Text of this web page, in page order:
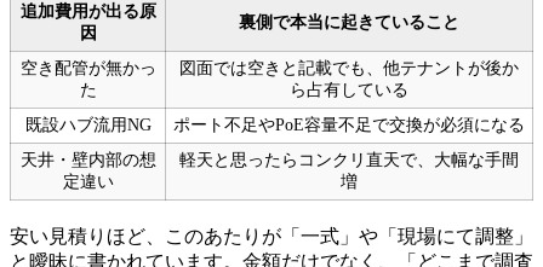
追加費用が出る原
因
裏側で本当に起きていること
空き配管が無かっ
た
図面では空きと記載でも、他テナントが後か
ら占有している
既設ハブ流用NG
ポート不足やPoE容量不足で交換が必須になる
天井・壁内部の想
定違い
軽天と思ったらコンクリ直天で、大幅な手間
増
安い見積りほど、このあたりが「一式」や「現場にて調整」
と曖昧に書かれています。金額だけでなく、「どこまで調査